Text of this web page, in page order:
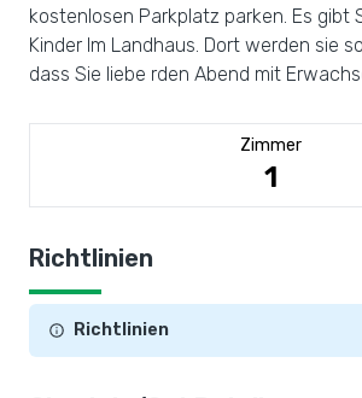
kostenlosen Parkplatz parken. Es gibt
Kinder Im Landhaus. Dort werden sie
dass Sie liebe rden Abend mit
Zimmer
1
Richtlinien
Richtlinien